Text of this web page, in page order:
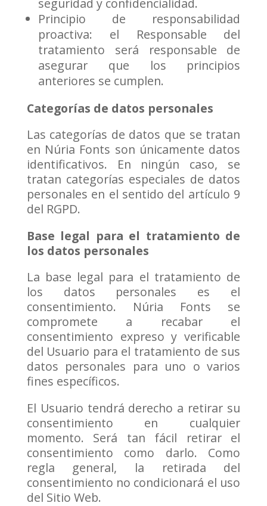
seguridad y confidencialidad.
Principio de responsabilidad
proactiva: el Responsable del
tratamiento será responsable de
asegurar que los principios
anteriores se cumplen.
Categorías de datos personales
Las categorías de datos que se tratan
en Núria Fonts son únicamente datos
identificativos. En ningún caso, se
tratan categorías especiales de datos
personales en el sentido del artículo 9
del RGPD.
Base legal para el tratamiento de
los datos personales
La base legal para el tratamiento de
los datos personales es el
consentimiento. Núria Fonts se
compromete a recabar el
consentimiento expreso y verificable
del Usuario para el tratamiento de sus
datos personales para uno o varios
fines específicos.
El Usuario tendrá derecho a retirar su
consentimiento en cualquier
momento. Será tan fácil retirar el
consentimiento como darlo. Como
regla general, la retirada del
consentimiento no condicionará el uso
del Sitio Web.